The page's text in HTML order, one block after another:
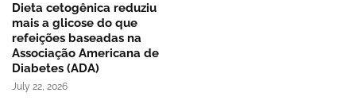
Dieta cetogênica reduziu
mais a glicose do que
refeições baseadas na
Associação Americana de
Diabetes (ADA)
July 22, 2026